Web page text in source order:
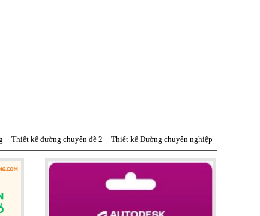
Thiết kế Đường chuyên nghiệp
Thiết kế đường chuyên đề 2